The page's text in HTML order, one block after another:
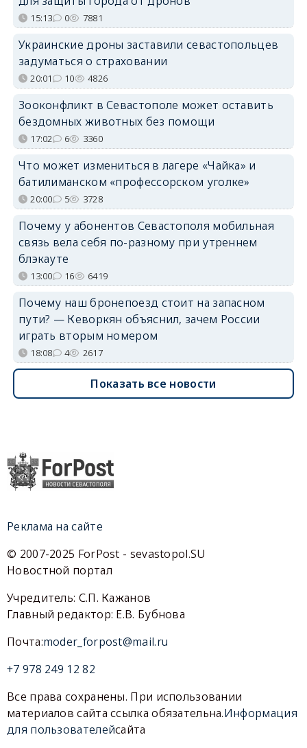
15:13 0 7881
Украинские дроны заставили севастопольцев
задуматься о страховании
20:01 10 4826
Зооконфликт в Севастополе может оставить
бездомных животных без помощи
17:02 6 3360
Что может измениться в лагере «Чайка» и
батилиманском «профессорском уголке»
20:00 5 3728
Почему у абонентов Севастополя мобильная
связь вела себя по-разному при утреннем
блэкауте
13:00 16 6419
Почему наш бронепоезд стоит на запасном
пути? — Кеворкян объяснил, зачем России
играть вторым номером
18:08 4 2617
Показать все новости
Реклама на сайте
© 2007-2025 ForPost - sevastopol.SU
Новостной портал
Учредитель: С.П. Кажанов
Главный редактор: Е.В. Бубнова
Почта:moder_forpost@mail.ru
+7 978 249 12 82
Все права сохранены. При использовании
материалов сайта ссылка обязательна.Информация
для пользователейсайта